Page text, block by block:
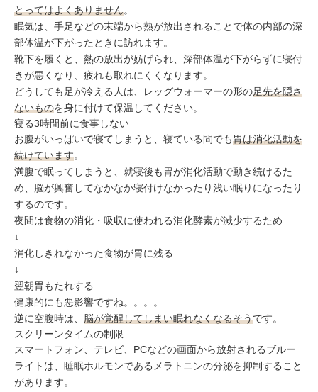
とってはよくありません。
眠気は、手足などの末端から熱が放出されることで体の内部の深
部体温が下がったときに訪れます。
靴下を履くと、熱の放出が妨げられ、深部体温が下がらずに寝付
きが悪くなり、疲れも取れにくくなります。
どうしても足が冷える人は、レッグウォーマーの形の足先を隠さ
ないものを身に付けて保温してください。
寝る3時間前に食事しない
お腹がいっぱいで寝てしまうと、寝ている間でも胃は消化活動を
続けています。
満腹で眠ってしまうと、就寝後も胃が消化活動で動き続けるた
め、脳が興奮してなかなか寝付けなかったり浅い眠りになったり
するのです。
夜間は食物の消化・吸収に使われる消化酵素が減少するため
↓
消化しきれなかった食物が胃に残る
↓
翌朝胃もたれする
健康的にも悪影響ですね。。。。
逆に空腹時は、 脳が覚醒してしまい眠れなくなるそうです。
スクリーンタイムの制限
スマートフォン、テレビ、PCなどの画面から放射されるブルー
ライトは、睡眠ホルモンであるメラトニンの分泌を抑制すること
があります。